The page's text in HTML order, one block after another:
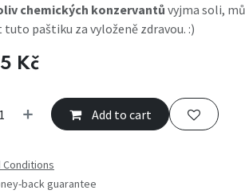
chemických konzervantů vyjma soli,
paštiku za vyloženě zdravou. :)
Kč
Add to cart
Conditions
back guarantee